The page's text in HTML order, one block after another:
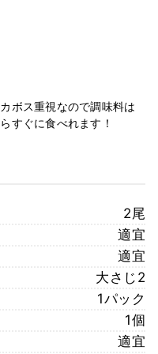
ボス重視なので調味料は
すぐに食べれます！
2尾
適宜
適宜
大さじ2
1パック
1個
適宜